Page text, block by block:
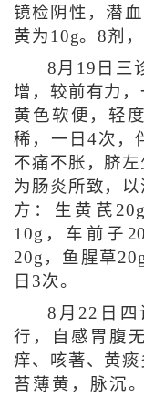
镜检阴性，潜
黄为10g。8剂，
8月19日三
增，较前有力
黄色软便，轻
稀，一日4次，
不痛不胀，脐
为肠炎所致，
方：生黄芪
10g，车前子
20g，鱼腥草
日3次。
8月22日四
行，自感胃腹
痒、咳著、黄痰
苔薄黄，脉沉